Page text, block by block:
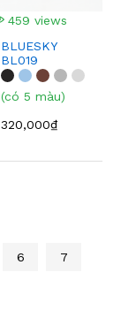
459 views
BLUESKY
BL019
(có 5 màu)
320,000₫
6 7